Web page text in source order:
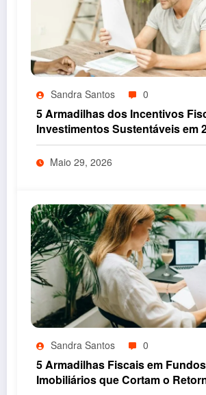
Sandra Santos 0
5 Armadilhas dos Incentivos
Investimentos Sustentáveis em
Maio 29, 2026
Sandra Santos 0
5 Armadilhas Fiscais em Fundos
Imobiliários que Cortam o